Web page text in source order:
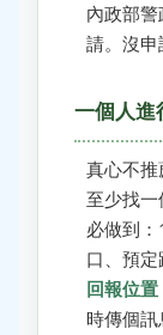
內政部
請。沒申
一個人進
真心不推
至少找
必做到：
口、預
回報位置
時傳個訊